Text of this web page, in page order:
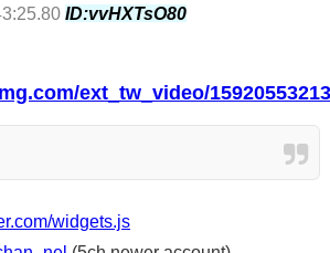
ID:vvHXTsO80
ext_tw_video/
widgets.js